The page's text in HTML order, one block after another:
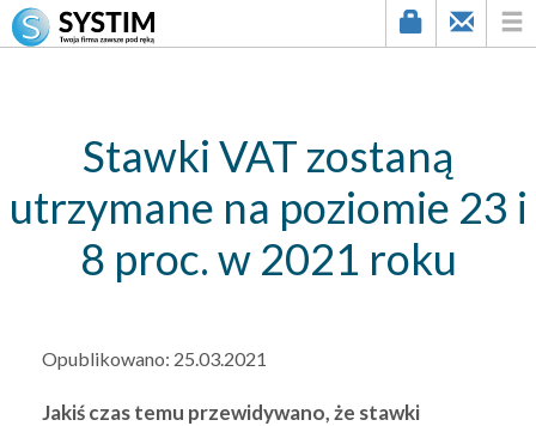
string(3) "103"
Stawki VAT zostaną
utrzymane na poziomie 23 i
8 proc. w 2021 roku
Opublikowano: 25.03.2021
Jakiś czas temu przewidywano, że stawki